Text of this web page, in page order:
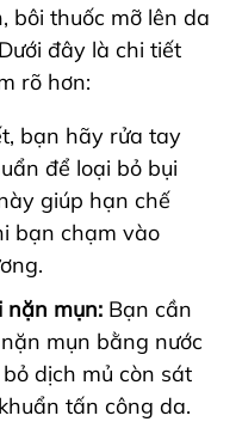
bôi thuốc mỡ lên da
đây là chi tiết
rõ hơn:
bạn hãy rửa tay
để loại bỏ bụi
giúp hạn chế
bạn chạm vào
nặn mụn: Bạn cần
mụn bằng nước
dịch mủ còn sát
tấn công da.